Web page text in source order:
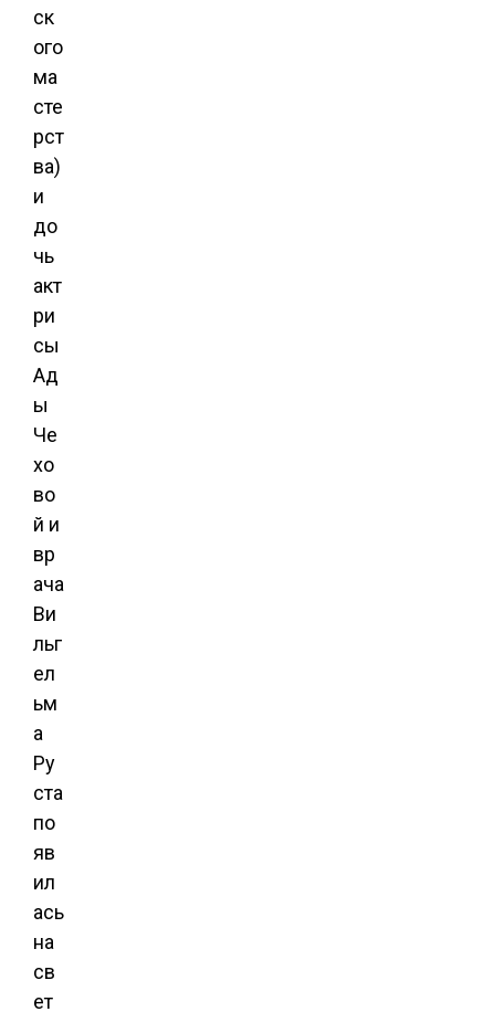
ск
ого
ма
сте
рст
ва)
и
до
чь
акт
ри
сы
Ад
ы
Че
хо
во
й и
вр
ача
Ви
льг
ел
ьм
а
Ру
ста
по
яв
ил
ась
на
св
ет